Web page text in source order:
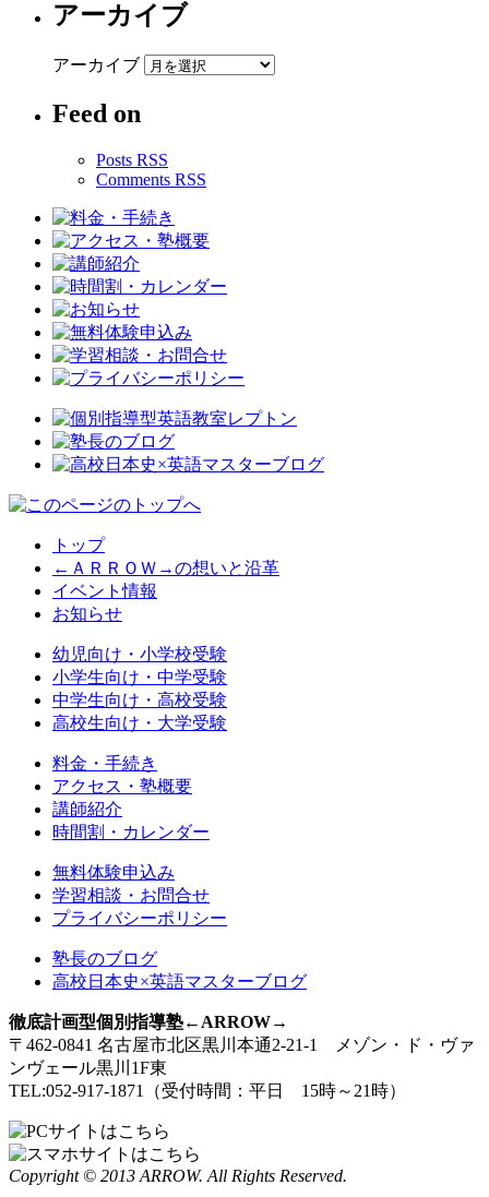
アーカイブ
アーカイブ
Feed on
Posts RSS
Comments RSS
トップ
←ＡＲＲＯＷ→の想いと沿革
イベント情報
お知らせ
幼児向け・小学校受験
小学生向け・中学受験
中学生向け・高校受験
高校生向け・大学受験
料金・手続き
アクセス・塾概要
講師紹介
時間割・カレンダー
無料体験申込み
学習相談・お問合せ
プライバシーポリシー
塾長のブログ
高校日本史×英語マスターブログ
徹底計画型個別指導塾←ARROW→
〒462-0841 名古屋市北区黒川本通2-21-1 メゾン・ド・ヴァ
ンヴェール黒川1F東
TEL:052-917-1871（受付時間：平日 15時～21時）
Copyright © 2013 ARROW. All Rights Reserved.